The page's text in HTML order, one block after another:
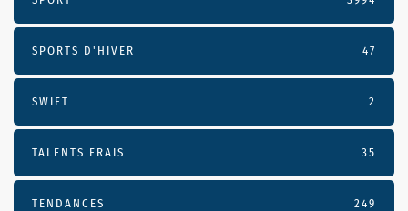
SPORTS D'HIVER 47
SWIFT 2
TALENTS FRAIS 35
TENDANCES 249